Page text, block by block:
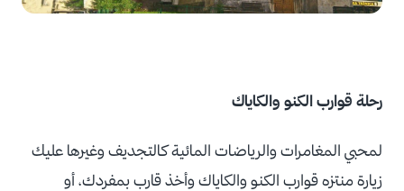
رحلة قوارب الكنو والكاياك
لمحبي المغامرات والرياضات المائية كالتجديف وغيرها عليك
زيارة منتزه قوارب الكنو والكاياك وأخذ قارب بمفردك، أو